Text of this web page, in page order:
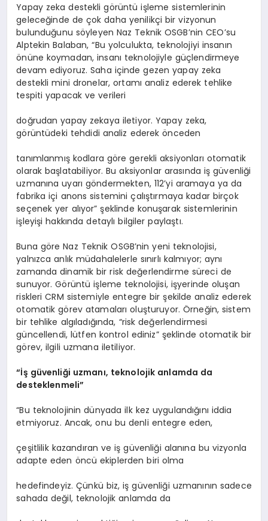
Yapay zeka destekli görüntü işleme sistemlerinin
geleceğinde de çok daha yenilikçi bir vizyonun
bulunduğunu söyleyen Naz Teknik OSGB’nin CEO’su
Alptekin Balaban, “Bu yolculukta, teknolojiyi insanın
önüne koymadan, insanı teknolojiyle güçlendirmeye
devam ediyoruz. Saha içinde gezen yapay zeka
destekli mini dronelar, ortamı analiz ederek tehlike
tespiti yapacak ve verileri
doğrudan yapay zekaya iletiyor. Yapay zeka,
görüntüdeki tehdidi analiz ederek önceden
tanımlanmış kodlara göre gerekli aksiyonları otomatik
olarak başlatabiliyor. Bu aksiyonlar arasında iş güvenliği
uzmanına uyarı göndermekten, 112’yi aramaya ya da
fabrika içi anons sistemini çalıştırmaya kadar birçok
seçenek yer alıyor” şeklinde konuşarak sistemlerinin
işleyişi hakkında detaylı bilgiler paylaştı.
Buna göre Naz Teknik OSGB’nin yeni teknolojisi,
yalnızca anlık müdahalelerle sınırlı kalmıyor; aynı
zamanda dinamik bir risk değerlendirme süreci de
sunuyor. Görüntü işleme teknolojisi, işyerinde oluşan
riskleri CRM sistemiyle entegre bir şekilde analiz ederek
otomatik görev atamaları oluşturuyor. Örneğin, sistem
bir tehlike algıladığında, “risk değerlendirmesi
güncellendi, lütfen kontrol ediniz” şeklinde otomatik bir
görev, ilgili uzmana iletiliyor.
“İş güvenliği uzmanı, teknolojik anlamda da
desteklenmeli”
“Bu teknolojinin dünyada ilk kez uygulandığını iddia
etmiyoruz. Ancak, onu bu denli entegre eden,
çeşitlilik kazandıran ve iş güvenliği alanına bu vizyonla
adapte eden öncü ekiplerden biri olma
hedefindeyiz. Çünkü biz, iş güvenliği uzmanının sadece
sahada değil, teknolojik anlamda da